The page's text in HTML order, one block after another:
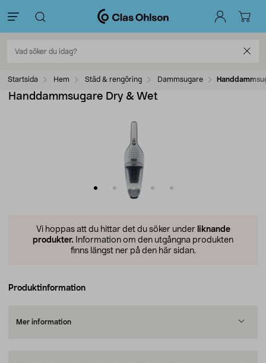
Startsida Hem Städ & rengöring Dammsugare
Handdammsugare Dry & Wet
Vi hoppas att du hittar det du söker under liknande
produkter. Information om den utgångna produkten
finns längst ner på den här sidan.
Produktinformation
Mer information